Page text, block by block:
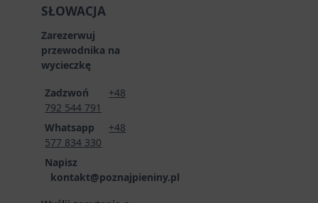
SŁOWACJA
Zarezerwuj
przewodnika na
wycieczkę
Zadzwoń +48
792 544 791
Whatsapp +48
577 834 330
Napisz
kontakt@poznajpieniny.pl